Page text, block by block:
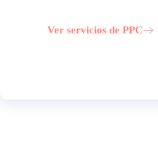
Ver servicios de PPC